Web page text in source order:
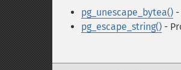
pg_unescape_bytea()
pg_escape_string() -